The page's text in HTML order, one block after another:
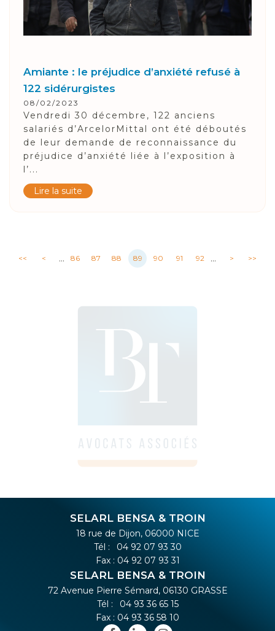
Amiante : le préjudice d’anxiété refusé à
122 sidérurgistes
08/02/2023
Vendredi 30 décembre, 122 anciens
salariés d’ArcelorMittal ont été déboutés
de leur demande de reconnaissance du
préjudice d’anxiété liée à l’exposition à
l’...
Lire la suite
<< < ... 86 87 88 89 90 91 92 ... > >>
SELARL BENSA & TROIN
18 rue de Dijon, 06000 NICE
Tél :
04 92 07 93 30
Fax : 04 92 07 93 31
SELARL BENSA & TROIN
72 Avenue Pierre Sémard, 06130 GRASSE
Tél :
04 93 36 65 15
Fax : 04 93 36 58 10